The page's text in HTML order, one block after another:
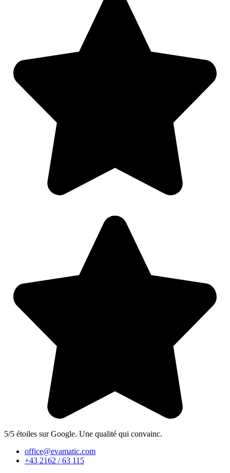
5/5 étoiles sur Google. Une qualité qui convainc.
office@evamatic.com
+43 2162 / 63 115